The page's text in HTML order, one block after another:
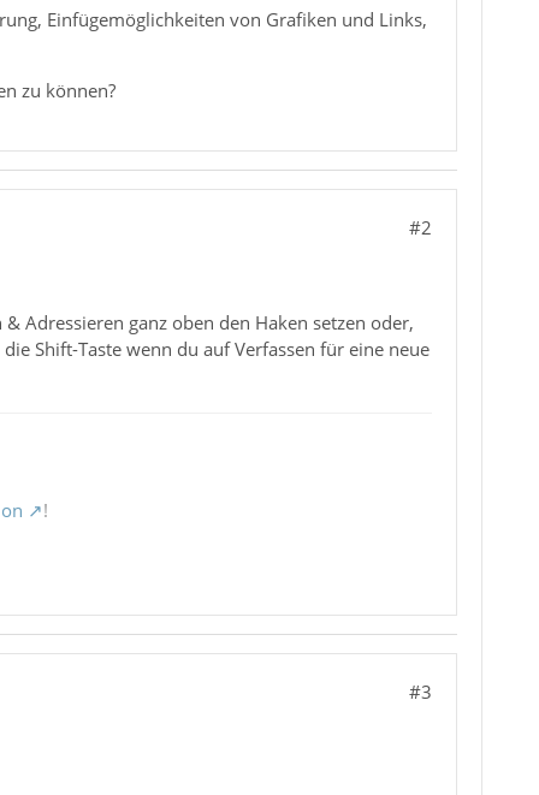
Einfügemöglichkeiten von Grafiken und Links,
zu können?
#2
Adressieren ganz oben den Haken setzen oder,
Shift-Taste wenn du auf Verfassen für eine neue
!
#3